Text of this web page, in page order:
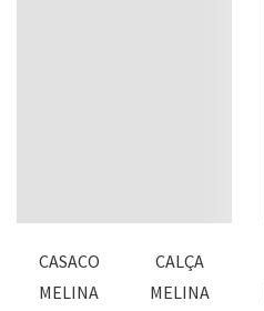
CASACO
MELINA
CALÇA
MELINA